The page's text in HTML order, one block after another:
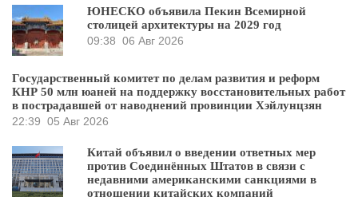
ЮНЕСКО объявила Пекин Всемирной
столицей архитектуры на 2029 год
09:38 06 Авг 2026
Государственный комитет по делам развития и реформ
КНР 50 млн юаней на поддержку восстановительных работ
в пострадавшей от наводнений провинции Хэйлунцзян
22:39 05 Авг 2026
Китай объявил о введении ответных мер
против Соединённых Штатов в связи с
недавними американскими санкциями в
отношении китайских компаний